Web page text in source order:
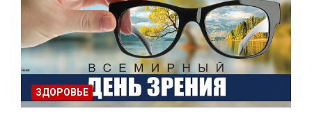
ЗДОРОВЬЕ